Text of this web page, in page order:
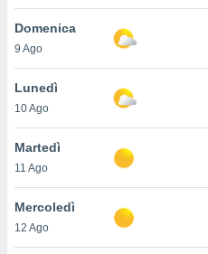
il
un
la
nella
Domenica
9 Ago
Lunedì
10 Ago
Martedì
11 Ago
Mercoledì
12 Ago